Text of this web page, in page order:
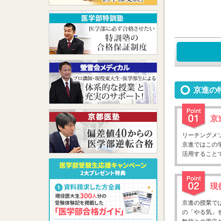
京進の
京
リーチングメ
京進ではこの
活用すること
現
京進の授業で
の「やる気」